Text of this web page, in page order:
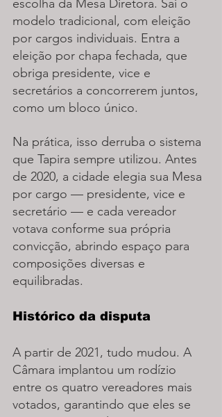
escolha da Mesa Diretora. Sai o
modelo tradicional, com eleição
por cargos individuais. Entra a
eleição por chapa fechada, que
obriga presidente, vice e
secretários a concorrerem juntos,
como um bloco único.
Na prática, isso derruba o sistema
que Tapira sempre utilizou. Antes
de 2020, a cidade elegia sua Mesa
por cargo — presidente, vice e
secretário — e cada vereador
votava conforme sua própria
convicção, abrindo espaço para
composições diversas e
equilibradas.
Histórico da disputa
A partir de 2021, tudo mudou. A
Câmara implantou um rodízio
entre os quatro vereadores mais
votados, garantindo que eles se